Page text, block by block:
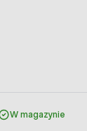
W magazynie